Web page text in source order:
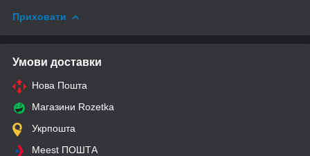
Приховати
Умови доставки
Нова Пошта
Магазини Rozetka
Укрпошта
Meest ПОШТА